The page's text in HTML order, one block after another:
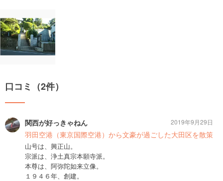
口コミ（2件）
関西が好っきゃねん
羽田空港（東京国際空港）から文豪が過ごした大田区を散策
山号は、興正山。
宗派は、浄土真宗本願寺派。
本尊は、阿弥陀如来立像。
１９４６年、創建。
2019年9月29日